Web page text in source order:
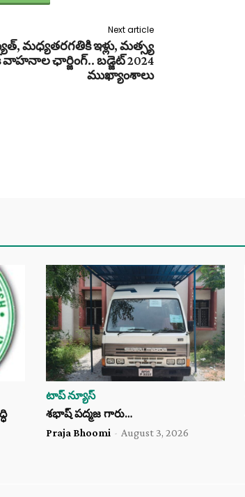
Next article
మధ్యతరగతికి ఇళ్లు, మత్స్య
వాహనాల ఛార్జింగ్.. బడ్జెట్ 2024
ముఖ్యాంశాలు
టాప్ న్యూస్
శభాష్ పద్మజ గారు…
Praja Bhoomi - August 3, 2026